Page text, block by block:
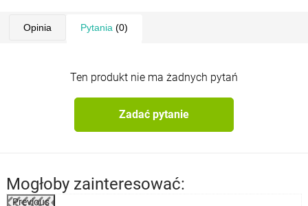
Opinia Pytania (0)
Ten produkt nie ma żadnych pytań
Zadać pytanie
Mogłoby zainteresować:
Previous